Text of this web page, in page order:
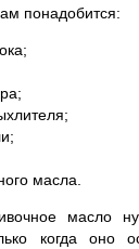
понадобится:
масла.
масло
когда оно